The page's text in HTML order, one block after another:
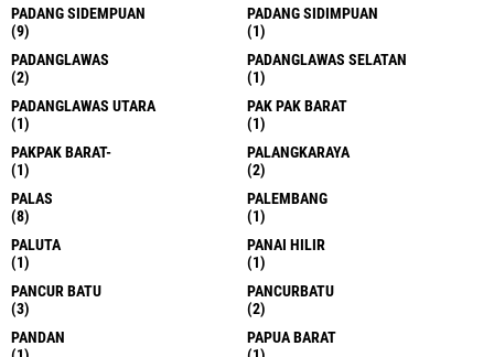
PADANG SIDEMPUAN
(9)
PADANG SIDIMPUAN
(1)
PADANGLAWAS
(2)
PADANGLAWAS SELATAN
(1)
PADANGLAWAS UTARA
(1)
PAK PAK BARAT
(1)
PAKPAK BARAT-
(1)
PALANGKARAYA
(2)
PALAS
(8)
PALEMBANG
(1)
PALUTA
(1)
PANAI HILIR
(1)
PANCUR BATU
(3)
PANCURBATU
(2)
PANDAN
PAPUA BARAT